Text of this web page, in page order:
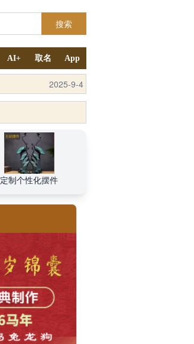
搜索
AI+ 取名 App
2025-9-4
定制个性化摆件